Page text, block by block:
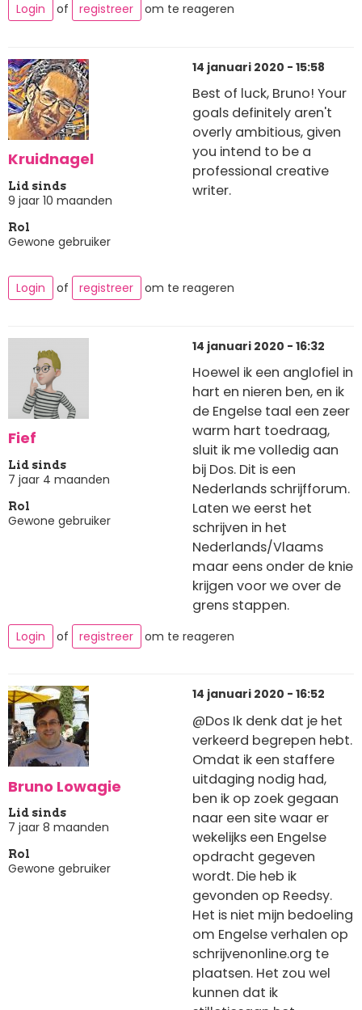
Login of registreer om te reageren
Kruidnagel
Lid sinds
9 jaar 10 maanden
Rol
Gewone gebruiker
14 januari 2020 - 15:58
Best of luck, Bruno! Your
goals definitely aren't
overly ambitious, given
you intend to be a
professional creative
writer.
Login of registreer om te reageren
Fief
Lid sinds
7 jaar 4 maanden
Rol
Gewone gebruiker
14 januari 2020 - 16:32
Hoewel ik een anglofiel in
hart en nieren ben, en ik
de Engelse taal een zeer
warm hart toedraag,
sluit ik me volledig aan
bij Dos. Dit is een
Nederlands schrijfforum.
Laten we eerst het
schrijven in het
Nederlands/Vlaams
maar eens onder de knie
krijgen voor we over de
grens stappen.
Login of registreer om te reageren
Bruno Lowagie
Lid sinds
7 jaar 8 maanden
Rol
Gewone gebruiker
14 januari 2020 - 16:52
@Dos Ik denk dat je het
verkeerd begrepen hebt.
Omdat ik een staffere
uitdaging nodig had,
ben ik op zoek gegaan
naar een site waar er
wekelijks een Engelse
opdracht gegeven
wordt. Die heb ik
gevonden op Reedsy.
Het is niet mijn bedoeling
om Engelse verhalen op
schrijvenonline.org te
plaatsen. Het zou wel
kunnen dat ik